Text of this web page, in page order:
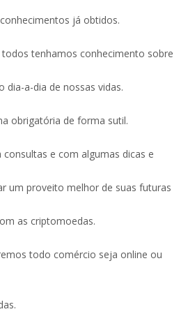
já obtidos.
tenhamos conhecimento sobre
dia-a-dia de nossas vidas.
obrigatória de forma sutil.
e com algumas dicas e
um proveito melhor de suas futuras
as criptomoedas.
todo comércio seja online ou